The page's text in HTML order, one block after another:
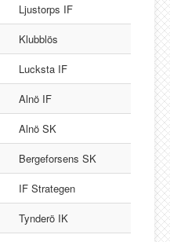
Ljustorps IF
Klubblös
Lucksta IF
Alnö IF
Alnö SK
Bergeforsens SK
IF Strategen
Tynderö IK